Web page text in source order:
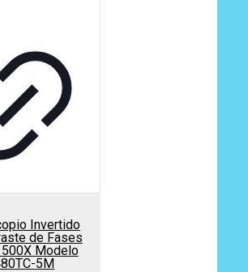
Invertido
de Fases
Modelo
5M